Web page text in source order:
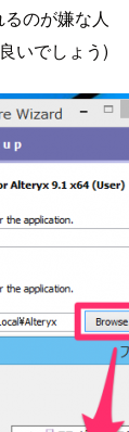
のが嫌な人
いでしょう)